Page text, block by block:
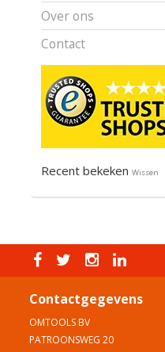
Over ons
Contact
Recent bekeken Wissen
Contactgegevens
OMTOOLS BV
PATROONSWEG 20